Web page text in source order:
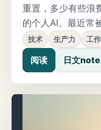
重置，多少有些浪
的个人AI。最近常
Google Gemini的
机制。很多人听说
不多。也许是因为
比想象中简单。
技术 生产力 工
阅读 日文note